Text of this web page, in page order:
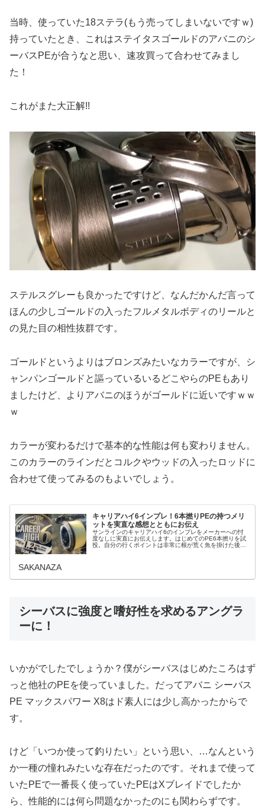
当時、使っていた18ステラ(もう売ってしまいないですｗ)
持っていたとき、これはステイタスゴールドのアバニのシ
ーバスPEが合うなと思い、速攻買って合わせてみまし
た！
これがまた大正解!!
ステルスグレーも良かったですけど、なんだかんだ言って
ほんの少しゴールドの入ったフルメタルボディのリールと
の見た目の相性抜群です。
ゴールドというよりはブロンズみたいなカラーですが、シ
ャンパンゴールドと謳っているいるどこやらのPEもあり
ましたけど、よりアバニのほうがゴールドに近いですｗｗ
ｗ
カラーが変わるだけで基本的な性能は何も変わりません。
このカラーのラインだとコルクやウッドの入ったロッドに
合わせて使ってみるのもよいでしょう。
キャリアハイ6インプレ！6本撚りPEの持つメリ
ットを実直な感想とともにお伝え
サンラインのキャリアハイ6のインプレをメーカーへの忖
度なしに実直にお伝えします。はじめてのPE6本撚りを試
投。自分の行くポイントは非常に根が荒く魚を掛けた後に
SAKANAZA
シーバスに強度と嗜好性を求めるアングラ
ーに！
いかがでしたでしょうか？僕がシーバスはじめたころはず
っと他社のPEを使っていました。だってアバニ シーバス
PE マックスパワー X8はド素人には少し高かったからで
す。
けど「いつか使って釣りたい」という思い、…なんという
か一種の憧れみたいな存在だったのです。それまで使って
いたPEで一番長く使っていたPEはXブレイドでしたか
ら、性能的には何ら問題なかったのにも関わらずです。